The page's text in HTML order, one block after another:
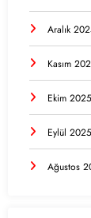
Aralık
Kasım
Ekim 2025
Eylül 2025
Ağustos